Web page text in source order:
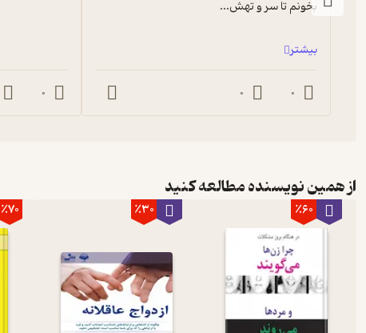
ترس و شرم
بیشتری دارند و بدون شک این خصلت در آنان یک ویژگی حیاتی است که نه
برای دفع دشمن بود. زن و کودکی که تنها می ماند قطعا طعمه واقع می
را از نزدیکی یا دوری در روابطشان مطلع می کند. وقتی زنی احساس
کتاب بدون گفتگو روابط زناشویی خود را بهبود ببخشید برای افرادی که
هستند مناسب هست. این کتاب برای زنان و مردانی که در مرحله پیش از
فرصت را می‌دهد تا قبل از هر تصمیمی دیدگاه‌ها و طرز فکر خود را نسبت
زندگی عاشقانه شوند.
بخونم تا سر و تهش...
بیشتر
0
0
0
از همین نویسنده مطالعه کنید
٪60 ٪30 ٪70